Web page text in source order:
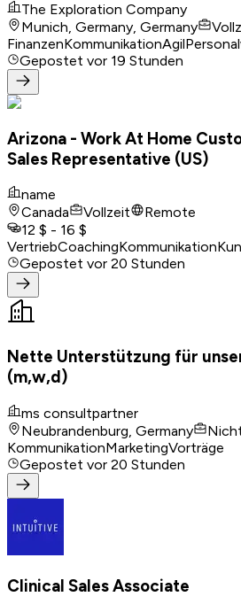
The Exploration Company
Munich, Germany, Germany
FinanzenKommunikationAgil
Gepostet vor 19 Stunden
Arizona - Work At Home
Sales Representative (US)
name
Canada
Vollzeit
Remote
12 $ - 16 $
VertriebCoachingKommunikation
Gepostet vor 20 Stunden
Nette Unterstützung für
(m,w,d)
ms consultpartner
Neubrandenburg, Germany
KommunikationMarketingVorträge
Gepostet vor 20 Stunden
Clinical Sales Associate